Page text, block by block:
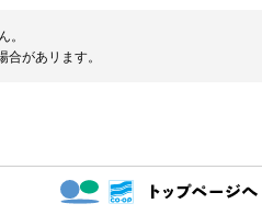
。
があリます。